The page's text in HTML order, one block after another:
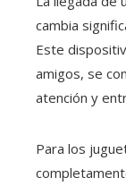
cambia
Este
amigos, se
atención y
Para los